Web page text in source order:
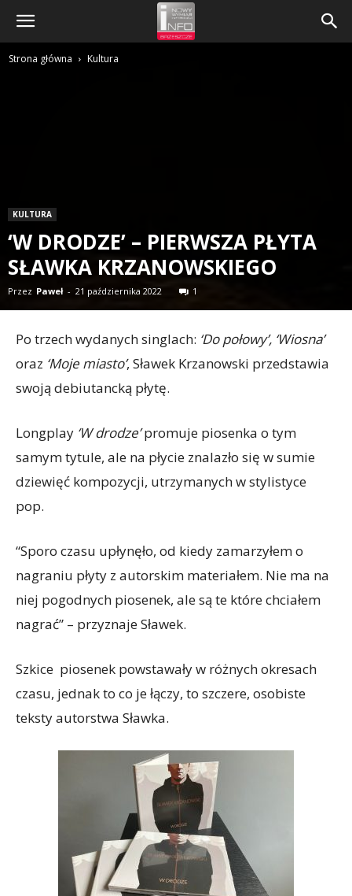
Strona główna Kultura
KULTURA
‘W DRODZE’ – PIERWSZA PŁYTA
SŁAWKA KRZANOWSKIEGO
Przez Paweł - 21 października 2022 1
Po trzech wydanych singlach: ‘Do połowy’, ‘Wiosna’
oraz ‘Moje miasto’, Sławek Krzanowski przedstawia
swoją debiutancką płytę.
Longplay ‘W drodze’promuje piosenka o tym
samym tytule, ale na płycie znalazło się w sumie
dziewięć kompozycji, utrzymanych w stylistyce
pop.
“Sporo czasu upłynęło, od kiedy zamarzyłem o
nagraniu płyty z autorskim materiałem. Nie ma na
niej pogodnych piosenek, ale są te które chciałem
nagrać” – przyznaje Sławek.
Szkice piosenek powstawały w różnych okresach
czasu, jednak to co je łączy, to szczere, osobiste
teksty autorstwa Sławka.